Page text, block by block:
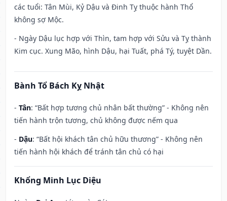
các tuổi: Tân Mùi, Kỷ Dậu và Đinh Tỵ thuộc hành Thổ
không sợ Mộc.
- Ngày Dậu lục hợp với Thìn, tam hợp với Sửu và Tỵ thành
Kim cục. Xung Mão, hình Dậu, hại Tuất, phá Tý, tuyệt Dần.
Bành Tổ Bách Kỵ Nhật
- Tân: “Bất hợp tương chủ nhân bất thường” - Không nên
tiến hành trộn tương, chủ không được nếm qua
- Dậu: “Bất hội khách tân chủ hữu thương” - Không nên
tiến hành hội khách để tránh tân chủ có hại
Khổng Minh Lục Diệu